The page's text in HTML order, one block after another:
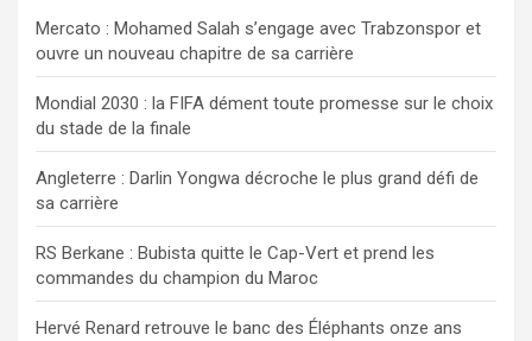
r
c
e
r
Mercato : Mohamed Salah s’engage avec Trabzonspor et
ouvre un nouveau chapitre de sa carrière
Mondial 2030 : la FIFA dément toute promesse sur le choix
du stade de la finale
Angleterre : Darlin Yongwa décroche le plus grand défi de
sa carrière
RS Berkane : Bubista quitte le Cap-Vert et prend les
commandes du champion du Maroc
Hervé Renard retrouve le banc des Éléphants onze ans